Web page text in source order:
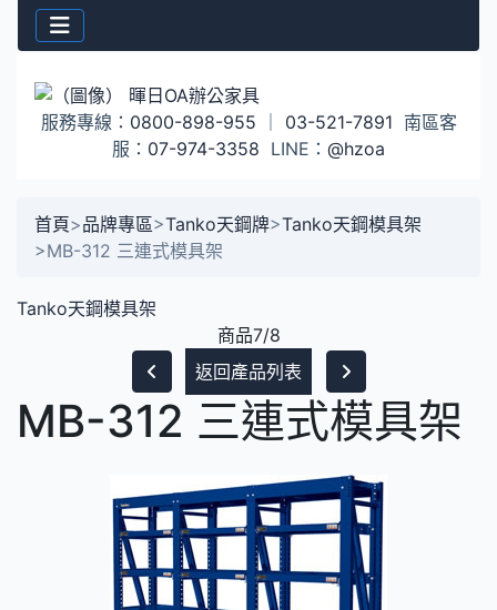
服務專線： 0800-898-955 03-521-7891 南區客
服： 07-974-3358 LINE： @hzoa
首頁>品牌專區>Tanko天鋼牌>Tanko天鋼模具架
>MB-312 三連式模具架
Tanko天鋼模具架
商品7/8
返回產品列表
MB-312 三連式模具架